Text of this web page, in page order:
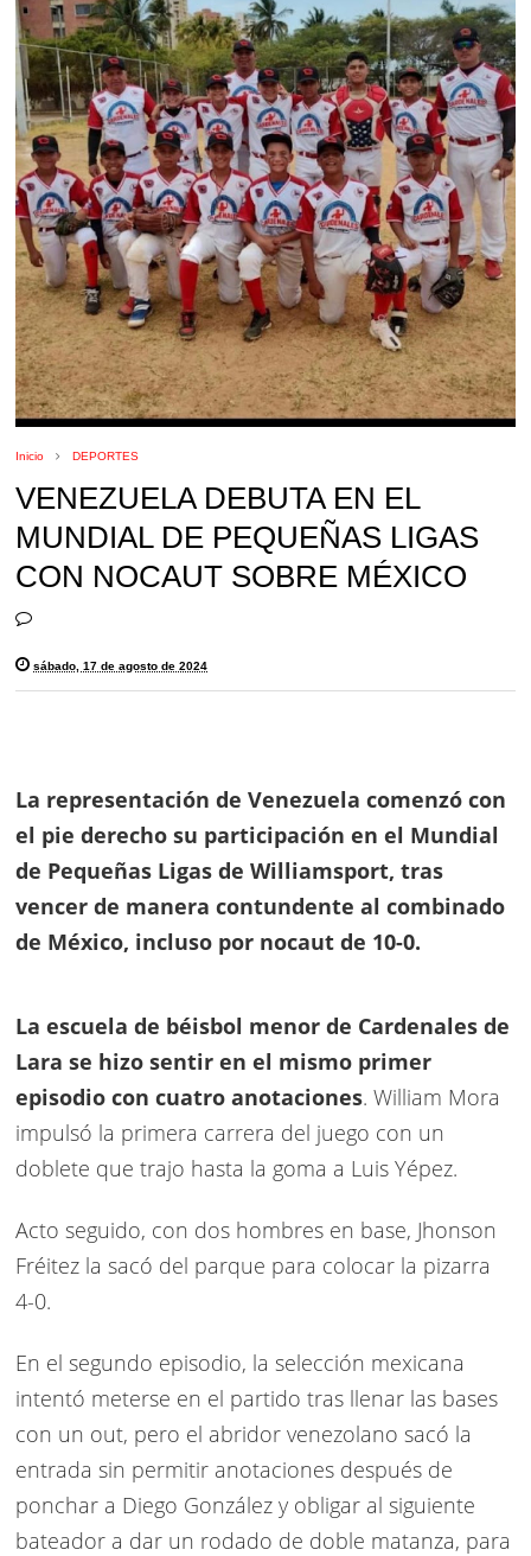
Inicio DEPORTES
VENEZUELA DEBUTA EN EL
MUNDIAL DE PEQUEÑAS LIGAS
CON NOCAUT SOBRE MÉXICO
sábado, 17 de agosto de 2024
La representación de Venezuela comenzó con
el pie derecho su participación en el Mundial
de Pequeñas Ligas deWilliamsport, tras
vencer de manera contundente al combinado
de México, incluso por nocaut de 10-0.
La escuela de béisbol menor de Cardenales de
Lara se hizo sentir en el mismo primer
episodio con cuatro anotaciones. William Mora
impulsó la primera carrera del juego con un
doblete que trajo hasta la goma a Luis Yépez.
Acto seguido, con dos hombres en base, Jhonson
Fréitez la sacó del parque para colocar la pizarra
4-0.
En el segundo episodio, la selección mexicana
intentó meterse en el partido tras llenar las bases
con un out, pero el abridor venezolano sacó la
entrada sin permitir anotaciones después de
ponchar a Diego González y obligar al siguiente
bateador a dar un rodado de doble matanza, para